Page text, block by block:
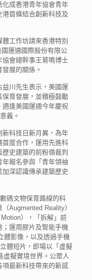
成香港青年協會青年
首條結合創新科技及
體工作坊請來香港特別
運通國際股份有限公
協會總幹事王䓪鳴博士
展的關係。
川先生表示，美國運
育發展，並積極鼓勵
適逢美國運通今年慶祝
義。
科技日新月異，為年
度合作，運用先進科
史建築的前粉嶺裁判
報名參與「青年領袖
深認識傳承建築歷史
碼文物保育路線的科
Augmented Reality）
），「拆解」前
運用膠片及智能手機
體影像，以及透過手機
體短片，即場以「虛擬
虛擬實境世界。公眾人
最新科技帶來的新感